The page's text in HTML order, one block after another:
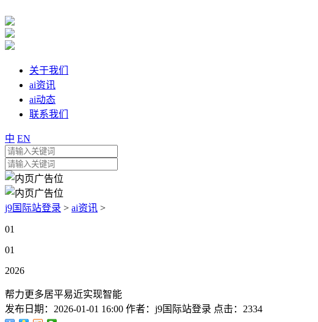
关于我们
ai资讯
ai动态
联系我们
中 EN
j9国际站登录 > ai资讯 >
01
01
2026
帮力更多居平易近实现智能
发布日期： 2026-01-01 16:00 作者： j9国际站登录 点击： 2334